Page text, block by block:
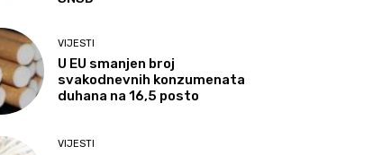
VIJESTI
U EU smanjen broj
svakodnevnih konzumenata
duhana na 16,5 posto
VIJESTI